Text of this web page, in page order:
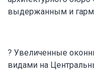
выдержанным и
? Увеличенные
видами на